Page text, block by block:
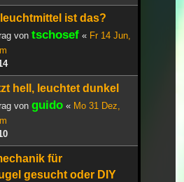
ist das?
von tschosef « Fr 14 Jun,
hell, leuchtet dunkel
von guido « Mo 31 Dez,
für
gesucht oder DIY